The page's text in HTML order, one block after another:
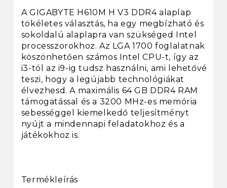
A GIGABYTE H610M H V3 DDR4 alaplap
tökéletes választás, ha egy megbízható és
sokoldalú alaplapra van szükséged Intel
processzorokhoz. Az LGA 1700 foglalatnak
köszönhetően számos Intel CPU-t, így az
i3-tól az i9-ig tudsz használni, ami lehetővé
teszi, hogy a legújabb technológiákat
élvezhesd. A maximális 64 GB DDR4 RAM
támogatással és a 3200 MHz-es memória
sebességgel kiemelkedő teljesítményt
nyújt a mindennapi feladatokhoz és a
játékokhoz is.
Termékleírás